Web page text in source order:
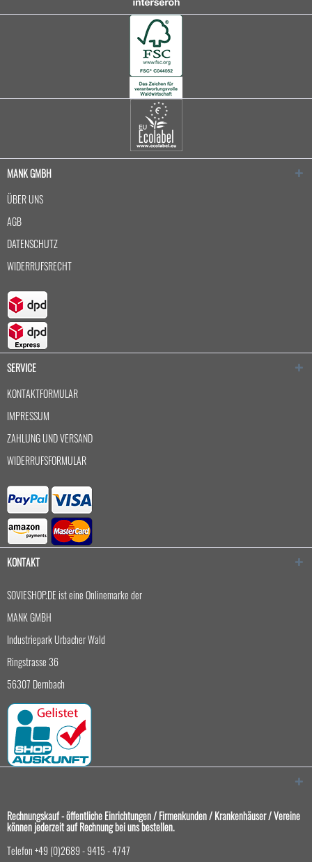
MANK GMBH
ÜBER UNS
AGB
DATENSCHUTZ
WIDERRUFSRECHT
SERVICE
KONTAKTFORMULAR
IMPRESSUM
ZAHLUNG UND VERSAND
WIDERRUFSFORMULAR
KONTAKT
SOVIESHOP.DE ist eine Onlinemarke der
MANK GMBH
Industriepark Urbacher Wald
Ringstrasse 36
56307 Dernbach
Rechnungskauf - öffentliche Einrichtungen / Firmenkunden / Krankenhäuser / Vereine
können jederzeit auf Rechnung bei uns bestellen.
Telefon +49 (0)2689 - 9415 - 4747